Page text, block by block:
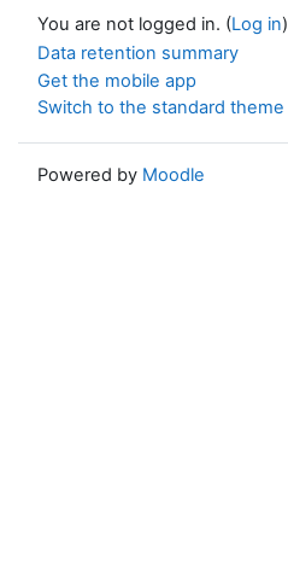
You are not logged in. (Log in)
Data retention summary
Get the mobile app
Switch to the standard theme
Powered by Moodle